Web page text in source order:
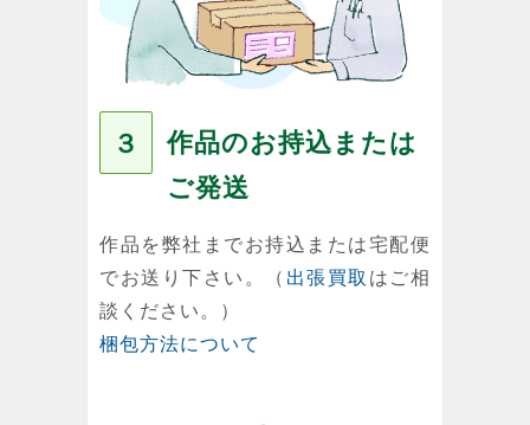
３
作品のお持込または
ご発送
作品を弊社までお持込または宅配便
でお送り下さい。（ 出張買取 はご相
談ください。）
梱包方法について